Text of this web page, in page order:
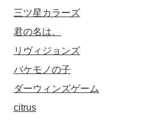
三ツ星カラーズ
君の名は。
リヴィジョンズ
バケモノの子
ダーウィンズゲーム
citrus